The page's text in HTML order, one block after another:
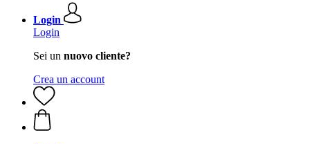
Login
Login
Sei un nuovo cliente?
Crea un account